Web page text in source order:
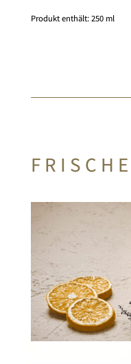
Produkt enthält: 250 ml